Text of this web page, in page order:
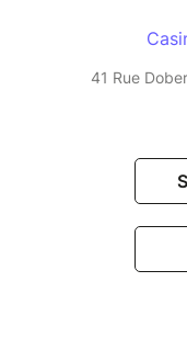
41 Rue